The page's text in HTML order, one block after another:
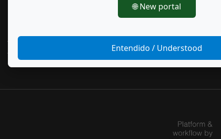
English
🌐 New portal
Entendido / Understood